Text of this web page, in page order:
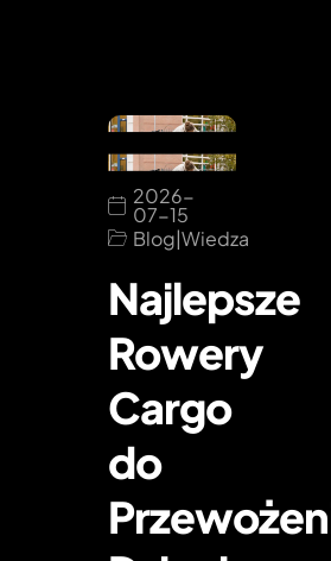
2026-
07-15
Blog|Wiedza
Najlepsze
Rowery
Cargo
do